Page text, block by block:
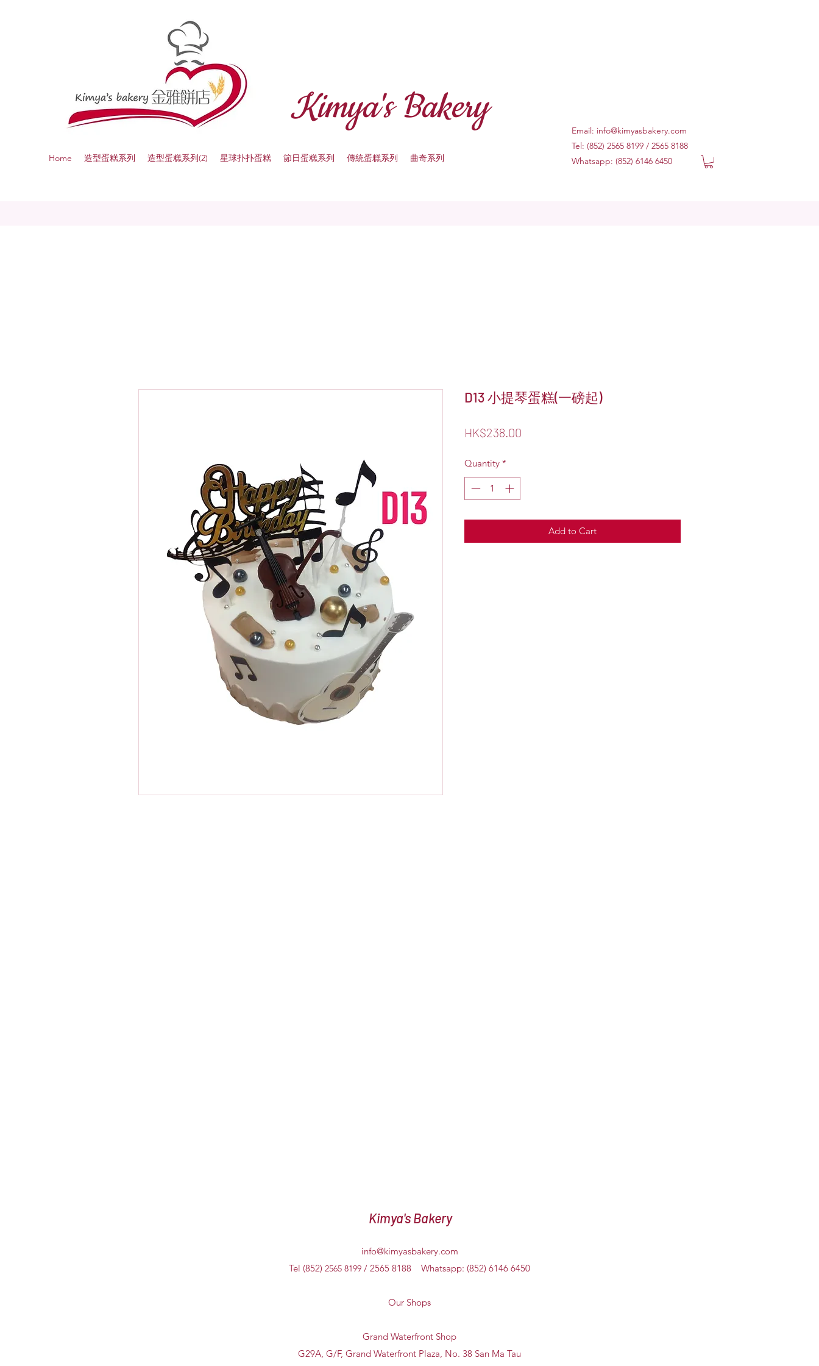
Kimya's Bakery
Home 造型蛋糕系列 造型蛋糕系列(2) 星球扑扑蛋糕 節日蛋糕系列 傳統蛋糕系列 曲奇系列
Email: info@kimyasbakery.com
Tel: (852) 2565 8199 / 2565 8188
Whatsapp: (852) 6146 6450
D13 小提琴蛋糕(一磅起)
HK$238.00
Quantity *
Add to Cart
Kimya's Bakery
info@kimyasbakery.com
Tel (852) 2565 8199 / 2565 8188 Whatsapp: (852) 6146 6450
Our Shops
Grand Waterfront Shop
G29A, G/F, Grand Waterfront Plaza, No. 38 San Ma Tau